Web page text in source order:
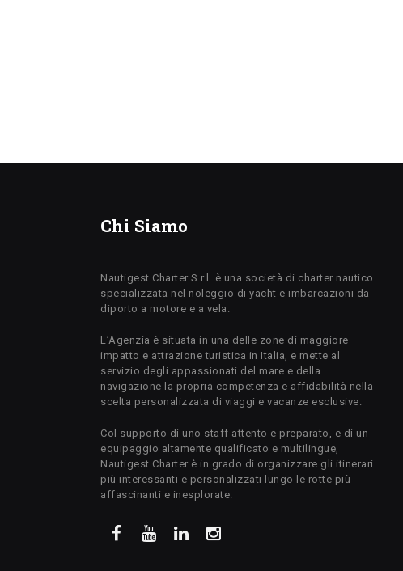
Chi Siamo
Nautigest Charter S.r.l. è una società di charter nautico
specializzata nel noleggio di yacht e imbarcazioni da
diporto a motore e a vela.
L’Agenzia è situata in una delle zone di maggiore
impatto e attrazione turistica in Italia, e mette al
servizio degli appassionati del mare e della
navigazione la propria competenza e affidabilità nella
scelta personalizzata di viaggi e vacanze esclusive.
Col supporto di uno staff attento e preparato, e di un
equipaggio altamente qualificato e multilingue,
Nautigest Charter è in grado di organizzare gli itinerari
più interessanti e personalizzati lungo le rotte più
affascinanti e inesplorate.